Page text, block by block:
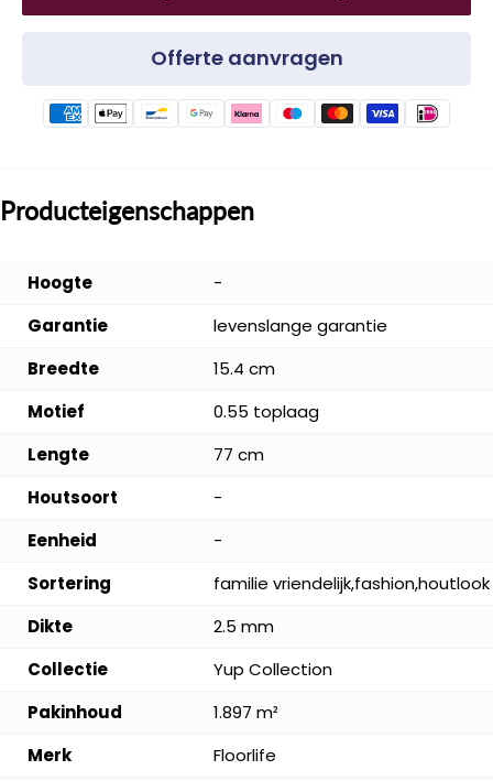
Offerte aanvragen
Producteigenschappen
Hoogte
-
Garantie
levenslange garantie
Breedte
15.4 cm
Motief
0.55 toplaag
Lengte
77 cm
Houtsoort
-
Eenheid
-
Sortering
familie vriendelijk,fashion,houtlook
Dikte
2.5 mm
Collectie
Yup Collection
Pakinhoud
1.897 m²
Merk
Floorlife